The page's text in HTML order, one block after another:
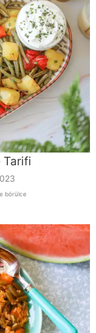
Tarifi
börülce